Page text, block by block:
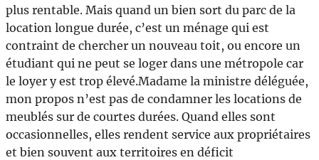
plus rentable. Mais quand un bien sort du parc de la
location longue durée, c’est un ménage qui est
contraint de chercher un nouveau toit, ou encore un
étudiant qui ne peut se loger dans une métropole car
le loyer y est trop élevé.Madame la ministre déléguée,
mon propos n’est pas de condamner les locations de
meublés sur de courtes durées. Quand elles sont
occasionnelles, elles rendent service aux propriétaires
et bien souvent aux territoires en déficit